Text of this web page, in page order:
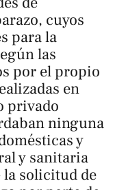
cuyos
para la
las
por el propio
en
privado
ninguna
y
y sanitaria
solicitud de